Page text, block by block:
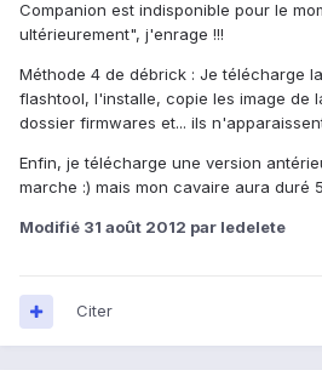
Companion est indisponible pour le
ultérieurement", j'enrage !!!
Méthode 4 de débrick : Je télécharge
flashtool, l'installe, copie les image de
dossier firmwares et... ils
Enfin, je télécharge une version
marche :) mais mon cavaire aura duré
Modifié 31 août 2012 par ledelete
Citer